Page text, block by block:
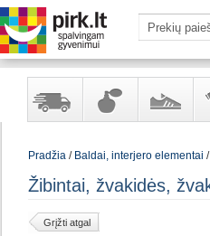
Yra
Kvepalai
kosmetika
Avalynė
Pradžia/ Baldai, interjero elementai /
Žibintai, žvakidės,
Grįžti atgal